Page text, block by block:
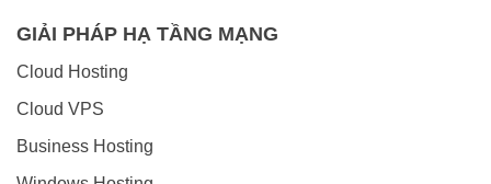
GIẢI PHÁP HẠ TẦNG MẠNG
Cloud Hosting
Cloud VPS
Business Hosting